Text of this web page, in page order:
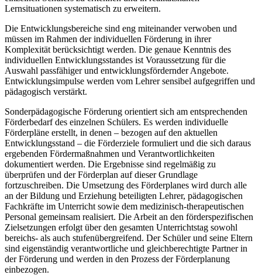
Lernsituationen systematisch zu erweitern.
Die Entwicklungsbereiche sind eng miteinander verwoben und
müssen im Rahmen der individuellen Förderung in ihrer
Komplexität berücksichtigt werden. Die genaue Kenntnis des
individuellen Entwicklungsstandes ist Voraussetzung für die
Auswahl passfähiger und entwicklungsfördernder Angebote.
Entwicklungsimpulse werden vom Lehrer sensibel aufgegriffen und
pädagogisch verstärkt.
Sonderpädagogische Förderung orientiert sich am entsprechenden
Förderbedarf des einzelnen Schülers. Es werden individuelle
Förderpläne erstellt, in denen – bezogen auf den aktuellen
Entwicklungsstand – die Förderziele formuliert und die sich daraus
ergebenden Fördermaßnahmen und Verantwortlichkeiten
dokumentiert werden. Die Ergebnisse sind regelmäßig zu
überprüfen und der Förderplan auf dieser Grundlage
fortzuschreiben. Die Umsetzung des Förderplanes wird durch alle
an der Bildung und Erziehung beteiligten Lehrer, pädagogischen
Fachkräfte im Unterricht sowie dem medizinisch-therapeutischen
Personal gemeinsam realisiert. Die Arbeit an den förderspezifischen
Zielsetzungen erfolgt über den gesamten Unterrichtstag sowohl
bereichs- als auch stufenübergreifend. Der Schüler und seine Eltern
sind eigenständig verantwortliche und gleichberechtigte Partner in
der Förderung und werden in den Prozess der Förderplanung
einbezogen.